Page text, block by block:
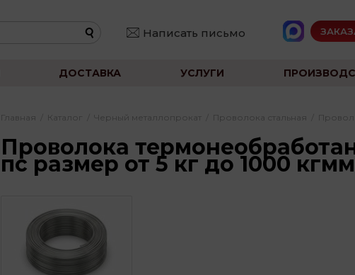
Написать письмо
ДОСТАВКА УСЛУГИ
Главная Каталог Черный металлопрокат Проволока стальная
Проволока
пс размер от 5 кг до 1000 кгмм